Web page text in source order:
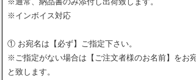
※インボイス対応
① お宛名は【必ず】ご指定下さい。
※ご指定がない場合は【ご注文者様のお名前】をお
と致します。